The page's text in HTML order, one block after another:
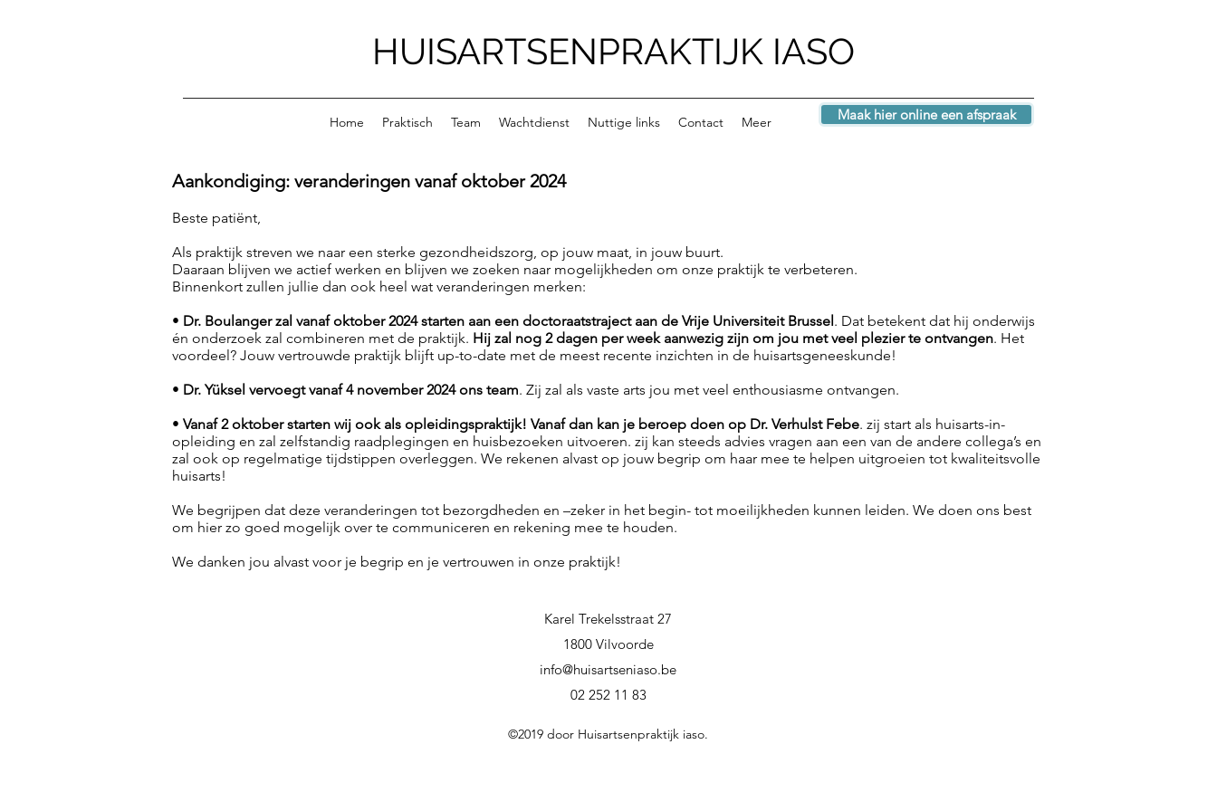
HUISARTSENPRAKTIJK IASO
Home Praktisch Team Wachtdienst Nuttige links Contact Meer Maak hier online een afspraak
Aankondiging: veranderingen vanaf oktober 2024
Beste patiënt,
Als praktijk streven we naar een sterke gezondheidszorg, op jouw maat, in jouw buurt.
Daaraan blijven we actief werken en blijven we zoeken naar mogelijkheden om onze praktijk te verbeteren.
Binnenkort zullen jullie dan ook heel wat veranderingen merken:
• Dr. Boulanger zal vanaf oktober 2024 starten aan een doctoraatstraject aan de Vrije Universiteit Brussel. Dat betekent dat hij onderwijs
én onderzoek zal combineren met de praktijk. Hij zal nog 2 dagen per week aanwezig zijn om jou met veel plezier te ontvangen. Het
voordeel? Jouw vertrouwde praktijk blijft up-to-date met de meest recente inzichten in de huisartsgeneeskunde!
• Dr. Yüksel vervoegt vanaf 4 november 2024 ons team. Zij zal als vaste arts jou met veel enthousiasme ontvangen.
• Vanaf 2 oktober starten wij ook als opleidingspraktijk! Vanaf dan kan je beroep doen op Dr. Verhulst Febe. zij start als huisarts-in-
opleiding en zal zelfstandig raadplegingen en huisbezoeken uitvoeren. zij kan steeds advies vragen aan een van de andere collega’s en
zal ook op regelmatige tijdstippen overleggen. We rekenen alvast op jouw begrip om haar mee te helpen uitgroeien tot kwaliteitsvolle
huisarts!
We begrijpen dat deze veranderingen tot bezorgdheden en –zeker in het begin- tot moeilijkheden kunnen leiden. We doen ons best
om hier zo goed mogelijk over te communiceren en rekening mee te houden.
We danken jou alvast voor je begrip en je vertrouwen in onze praktijk!
Karel Trekelsstraat 27
1800 Vilvoorde
info@huisartseniaso.be
02 252 11 83
©2019 door Huisartsenpraktijk iaso.